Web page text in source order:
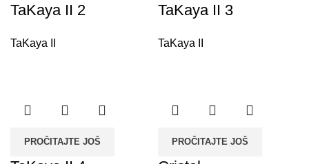
TaKaya II 2
TaKaya II
TaKaya II 3
TaKaya II
PROČITAJTE JOŠ PROČITAJTE JOŠ